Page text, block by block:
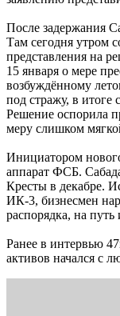
После задержания
Там сегодня утром
представления на
15 января о мере
возбуждённому
под стражу, в итоге
Решение оспорила
меру слишком
Инициатором
аппарат ФСБ.
Кресты в декабре.
ИК-3, бизнесмен
распорядка, на путь
Ранее в интервью
активов начался с